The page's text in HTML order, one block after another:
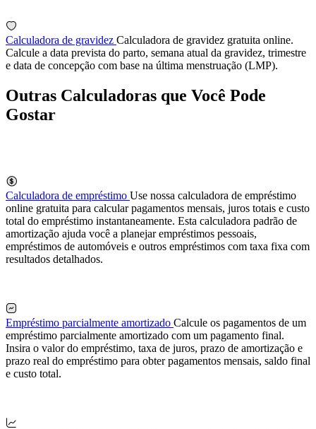
Calculadora de gravidez Calculadora de gravidez gratuita online.
Calcule a data prevista do parto, semana atual da gravidez, trimestre
e data de concepção com base na última menstruação (LMP).
Outras Calculadoras que Você Pode
Gostar
Calculadora de empréstimo Use nossa calculadora de empréstimo
online gratuita para calcular pagamentos mensais, juros totais e custo
total do empréstimo instantaneamente. Esta calculadora padrão de
amortização ajuda você a planejar empréstimos pessoais,
empréstimos de automóveis e outros empréstimos com taxa fixa com
resultados detalhados.
Empréstimo parcialmente amortizado Calcule os pagamentos de um
empréstimo parcialmente amortizado com um pagamento final.
Insira o valor do empréstimo, taxa de juros, prazo de amortização e
prazo real do empréstimo para obter pagamentos mensais, saldo final
e custo total.